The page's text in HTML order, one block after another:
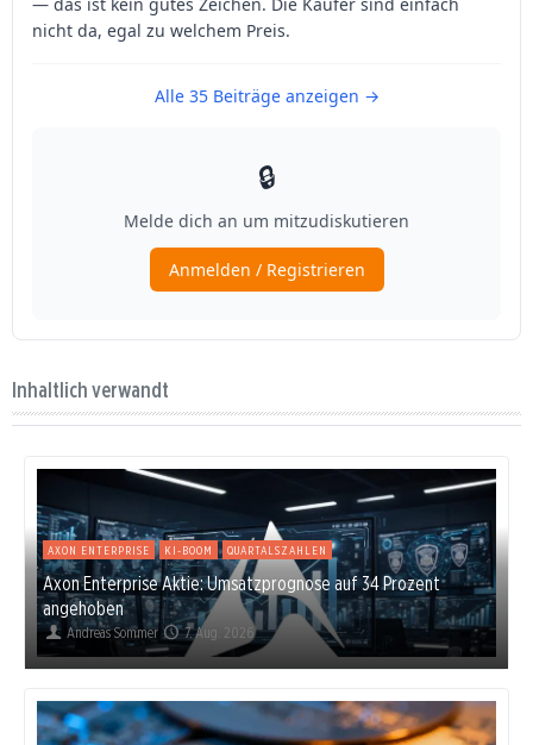
Inhaltlich verwandt
AXON ENTERPRISE KI-BOOM QUARTALSZAHLEN
Axon Enterprise Aktie: Umsatzprognose auf 34 Prozent
angehoben
Andreas Sommer 7. Aug. 2026